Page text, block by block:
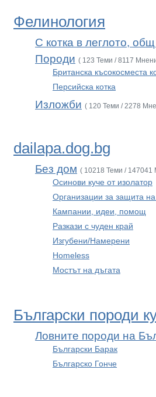
Фелинология
С котка в леглото,
Породи ( 123 Теми / 8117
Британска късокосместа
Персийска котка
Изложби ( 120 Теми / 2278
dailapa.dog.bg
Без дом ( 10218 Теми / 147041
Осинови куче от изолатор
Организации за защита
Кампании, идеи, помощ
Разкази с чуден край
Изгубени/Намерени
Homeless
Мостът на дъгата
Български породи
Ловните породи на
Български Барак
Българско Гонче